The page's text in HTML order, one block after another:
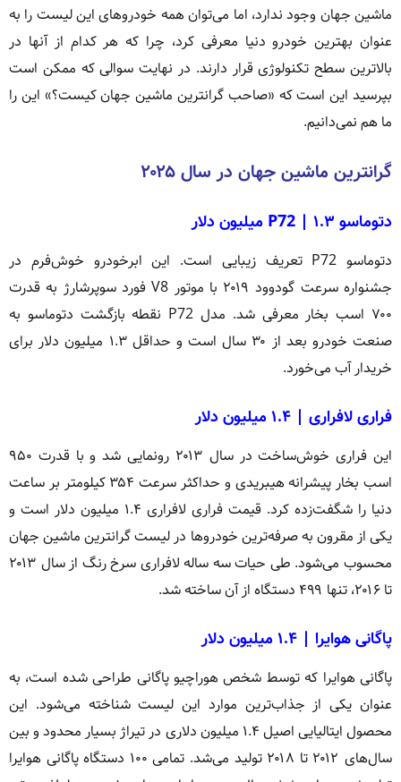
ماشین جهان وجود ندارد، اما می‌توان همه خودروهای این لیست را به
عنوان بهترین خودرو دنیا معرفی کرد، چرا که هر کدام از آنها در
بالاترین سطح تکنولوژی قرار دارند. در نهایت سوالی که ممکن است
بپرسید این است که «صاحب گرانترین ماشین جهان کیست؟» این را
ما هم نمی‌دانیم.
گرانترین ماشین جهان در سال ۲۰۲۵
دتوماسو P72 | ۱.۳ میلیون دلار
دتوماسو P72 تعریف زیبایی است. این ابرخودرو خوش‌فرم در
جشنواره سرعت گودوود ۲۰۱۹ با موتور V8 فورد سوپرشارژ به قدرت
۷۰۰ اسب بخار معرفی شد. مدل P72 نقطه بازگشت دتوماسو به
صنعت خودرو بعد از ۳۰ سال است و حداقل ۱.۳ میلیون دلار برای
خریدار آب می‌خورد.
فراری لافراری | ۱.۴ میلیون دلار
این فراری خوش‌ساخت در سال ۲۰۱۳ رونمایی شد و با قدرت ۹۵۰
اسب بخار پیشرانه هیبریدی و حداکثر سرعت ۳۵۴ کیلومتر بر ساعت
دنیا را شگفت‌زده کرد. قیمت فراری لافراری ۱.۴ میلیون دلار است و
یکی از مقرون به صرفه‌ترین خودروها در لیست گرانترین ماشین جهان
محسوب می‌شود. طی حیات سه ساله لافراری سرخ رنگ از سال ۲۰۱۳
تا ۲۰۱۶، تنها ۴۹۹ دستگاه از آن ساخته شد.
پاگانی هوایرا | ۱.۴ میلیون دلار
پاگانی هوایرا که توسط شخص هوراچیو پاگانی طراحی شده است، به
عنوان یکی از جذاب‌ترین موارد این لیست شناخته می‌شود. این
محصول ایتالیایی اصیل ۱.۴ میلیون دلاری در تیراژ بسیار محدود و بین
سال‌های ۲۰۱۲ تا ۲۰۱۸ تولید می‌شد. تمامی ۱۰۰ دستگاه پاگانی هوایرا